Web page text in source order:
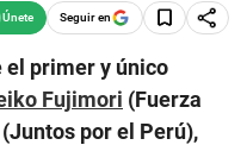
Seguir en
el primer y único
Fujimori (Fuerza
(Juntos por el Perú),